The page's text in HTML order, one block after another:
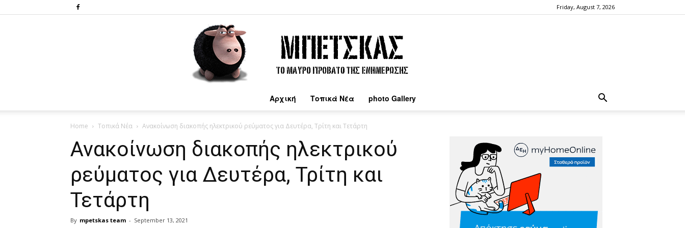
Friday, August 7, 2026
Αρχική Τοπικά Νέα photo Gallery
Home Τοπικά Νέα Ανακοίνωση διακοπής ηλεκτρικού ρεύματος για Δευτέρα, Τρίτη και Τετάρτη
Ανακοίνωση διακοπής ηλεκτρικού
ρεύματος για Δευτέρα, Τρίτη και
Τετάρτη
By mpetskas team - September 13, 2021